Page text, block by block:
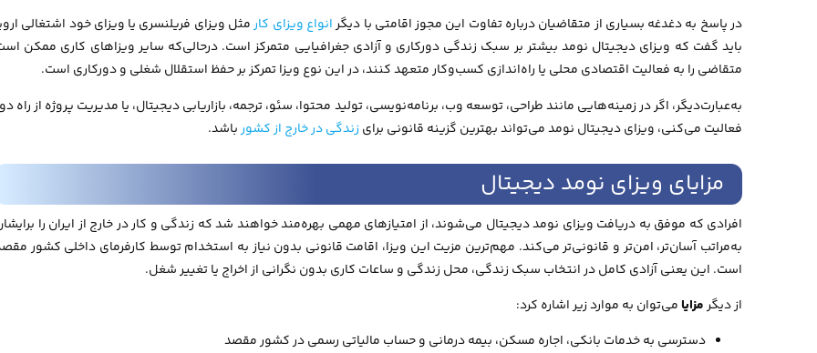
در پاسخ به دغدغه بسیاری از متقاضیان درباره تفاوت این مجوز اقامتی با دیگرانواع ویزای کارمثل ویزای فریلنسری یا ویزای خود اشتغالی
باید گفت که ویزای دیجیتال نومد بیشتر بر سبک زندگی دورکاری و آزادی جغرافیایی متمرکز است. درحالی‌که سایر ویزاهای کاری ممکن
متقاضی را به فعالیت اقتصادی محلی یا راه‌اندازی کسب‌وکار متعهد کنند، در این نوع ویزا تمرکز بر حفظ استقلال شغلی و دورکاری است.
به‌عبارت‌دیگر، اگر در زمینه‌هایی مانند طراحی، توسعه وب، برنامه‌نویسی، تولید محتوا، سئو، ترجمه، بازاریابی دیجیتال، یا مدیریت پروژه از راه
فعالیت می‌کنی، ویزای دیجیتال نومد می‌تواند بهترین گزینه قانونی برای زندگی در خارج از کشورباشد.
مزایای ویزای نومد دیجیتال
افرادی که موفق به دریافت ویزای نومد دیجیتال می‌شوند، از امتیازهای مهمی بهره‌مند خواهند شد که زندگی و کار در خارج از ایران را
به‌مراتب آسان‌تر، امن‌تر و قانونی‌تر می‌کند. مهم‌ترین مزیت این ویزا، اقامت قانونی بدون نیاز به استخدام توسط کارفرمای داخلی کشور
است. این یعنی آزادی کامل در انتخاب سبک زندگی، محل زندگی و ساعات کاری بدون نگرانی از اخراج یا تغییر شغل.
از دیگرمزایا می‌توان به موارد زیر اشاره کرد:
دسترسی به خدمات بانکی، اجاره مسکن، بیمه درمانی و حساب مالیاتی رسمی در کشور مقصد